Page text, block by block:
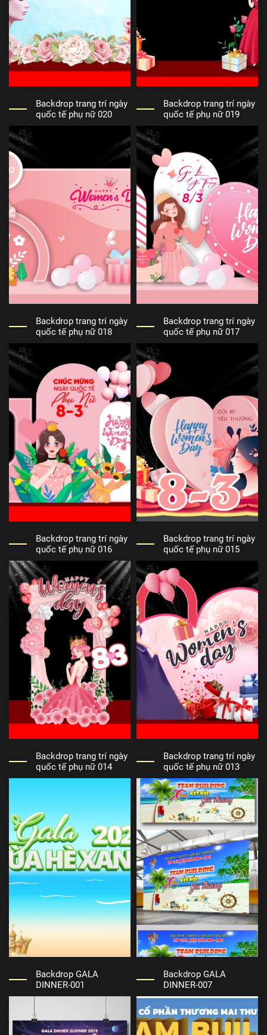
Backdrop trang trí ngày
quốc tế phụ nữ 020
Backdrop trang trí ngày
quốc tế phụ nữ 019
Backdrop trang trí ngày
quốc tế phụ nữ 018
Backdrop trang trí ngày
quốc tế phụ nữ 017
Backdrop trang trí ngày
quốc tế phụ nữ 016
Backdrop trang trí ngày
quốc tế phụ nữ 015
Backdrop trang trí ngày
quốc tế phụ nữ 014
Backdrop trang trí ngày
quốc tế phụ nữ 013
Backdrop GALA
DINNER-001
Backdrop GALA
DINNER-007